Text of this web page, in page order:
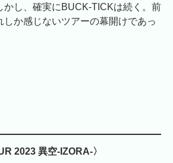
かし、確実にBUCK-TICKは続く。前
しか感じないツアーの幕開けであっ
2023 異空-IZORA-〉